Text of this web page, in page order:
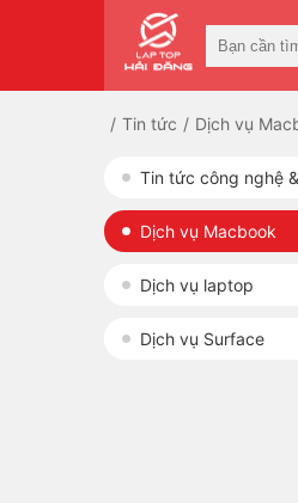
Tin tức Dịch vụ
Tin tức công nghệ
Dịch vụ Macbook
Dịch vụ laptop
Dịch vụ Surface